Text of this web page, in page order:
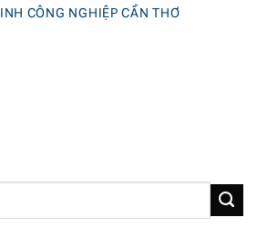
CÔNG NGHIỆP CẦN THƠ